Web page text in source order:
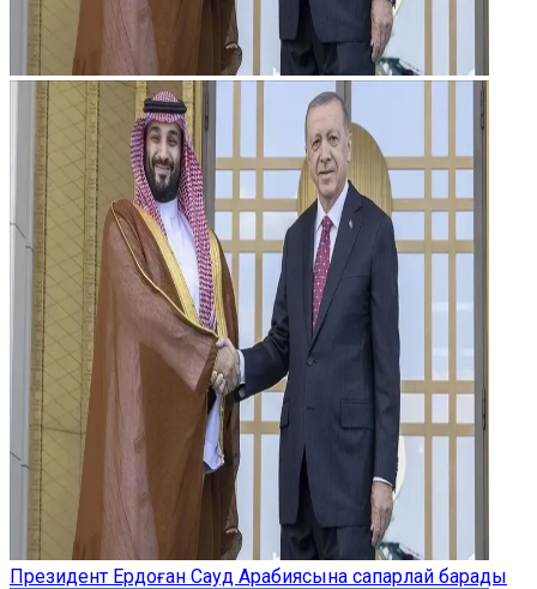
Президент Ердоған Сауд Арабиясына сапарлай барады